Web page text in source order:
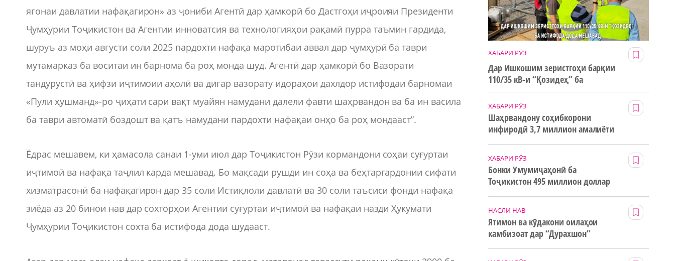
ягонаи давлатии нафақагирон» аз ҷониби Агентӣ дар ҳамкорӣ бо Дастгоҳи иҷроияи Президенти
Ҷумҳурии Тоҷикистон ва Агентии инноватсия ва технологияҳои рақамӣ пурра таъмин гардида,
шуруъ аз моҳи августи соли 2025 пардохти нафақа маротибаи аввал дар ҷумҳурӣ ба таври
мутамарказ ба воситаи ин барнома ба роҳ монда шуд. Агентӣ дар ҳамкорӣ бо Вазорати
тандурустӣ ва ҳифзи иҷтимоии аҳолӣ ва дигар вазорату идораҳои дахлдор истифодаи барномаи
«Пули ҳушманд»-ро ҷиҳати сари вақт муайян намудани далели фавти шаҳрвандон ва ба ин васила
ба таври автоматӣ боздошт ва қатъ намудани пардохти нафақаи онҳо ба роҳ мондааст”.
Ёдрас мешавем, ки ҳамасола санаи 1-уми июл дар Тоҷикистон Рӯзи кормандони соҳаи суғуртаи
иҷтимоӣ ва нафақа таҷлил карда мешавад. Бо мақсади рушди ин соҳа ва беҳтаргардонии сифати
хизматрасонӣ ба нафақагирон дар 35 соли Истиқлоли давлатӣ ва 30 соли таъсиси фонди нафақа
зиёда аз 20 бинои нав дар сохторҳои Агентии суғуртаи иҷтимоӣ ва нафақаи назди Ҳукумати
Ҷумҳурии Тоҷикистон сохта ба истифода дода шудааст.
ХАБАРИ РӮЗ
Дар Ишкошим зеристгоҳи барқии
110/35 кВ-и “Қозидеҳ” ба
истифода дода мешавад
ХАБАРИ РӮЗ
Шаҳрвандону соҳибкорони
инфиродӣ 3,7 миллион амалиёти
ХАБАРИ РӮЗ
Бонки Умумиҷаҳонӣ ба
Тоҷикистон 495 миллион доллар
НАСЛИ НАВ
Ятимон ва кӯдакони оилаҳои
камбизоат дар “Дурахшон”